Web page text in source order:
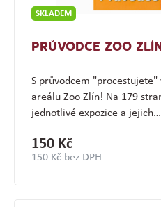
SKLADEM
PRŮVODCE ZOO
S průvodcem "procestujete"
areálu Zoo Zlín! Na 179
jednotlivé expozice a jejich…
150 Kč
150 Kč bez DPH